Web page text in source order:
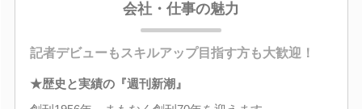
会社・仕事の魅力
記者デビューもスキルアップ目指す方も大歓迎！
★歴史と実績の『週刊新潮』